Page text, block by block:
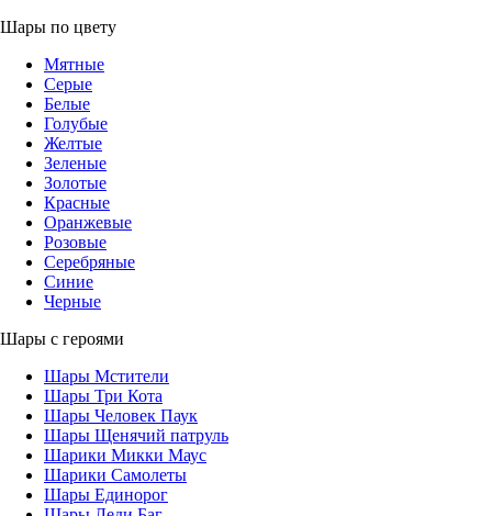
Шары по цвету
Мятные
Серые
Белые
Голубые
Желтые
Зеленые
Золотые
Красные
Оранжевые
Розовые
Серебряные
Синие
Черные
Шары с героями
Шары Мстители
Шары Три Кота
Шары Человек Паук
Шары Щенячий патруль
Шарики Микки Маус
Шарики Самолеты
Шары Единорог